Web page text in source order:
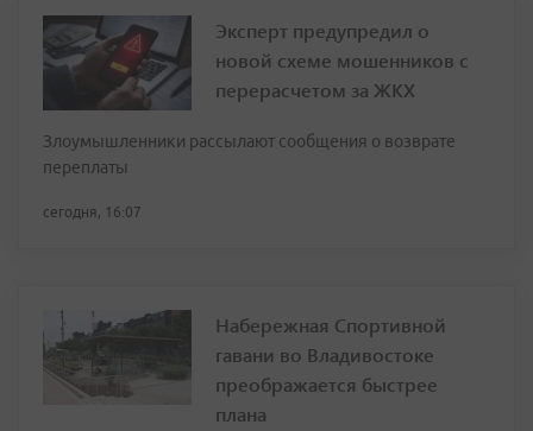
Эксперт предупредил о
новой схеме мошенников с
перерасчетом за ЖКХ
Злоумышленники рассылают сообщения о возврате
переплаты
сегодня, 16:07
Набережная Спортивной
гавани во Владивостоке
преображается быстрее
плана